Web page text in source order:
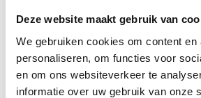
Deze website maakt gebruik van
We gebruiken cookies om content en
personaliseren, om functies voor
en om ons websiteverkeer te
informatie over uw gebruik van onze
sterren
Bij
INFORMATIE